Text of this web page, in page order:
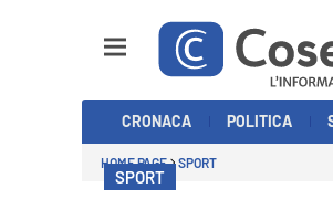
CRONACA POLITICA
HOME PAGE SPORT
SPORT